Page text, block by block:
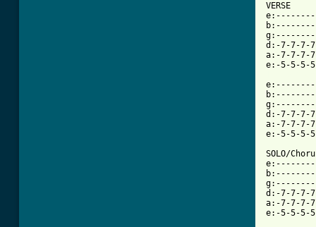
VERSE
d:-7-7-7-
a:-7-7-7-
d:-7-7-7-
a:-7-7-7-
e:-5-5-5-
SOLO/
d:-7-7-7-
a:-7-7-7-
e:-5-5-5-